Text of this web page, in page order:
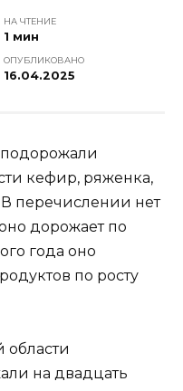
НА ЧТЕНИЕ
1 мин
ОПУБЛИКОВАНО
16.04.2025
кефир, ряженка,
В перечислении нет
дорожает по
года оно
по росту
области
на двадцать